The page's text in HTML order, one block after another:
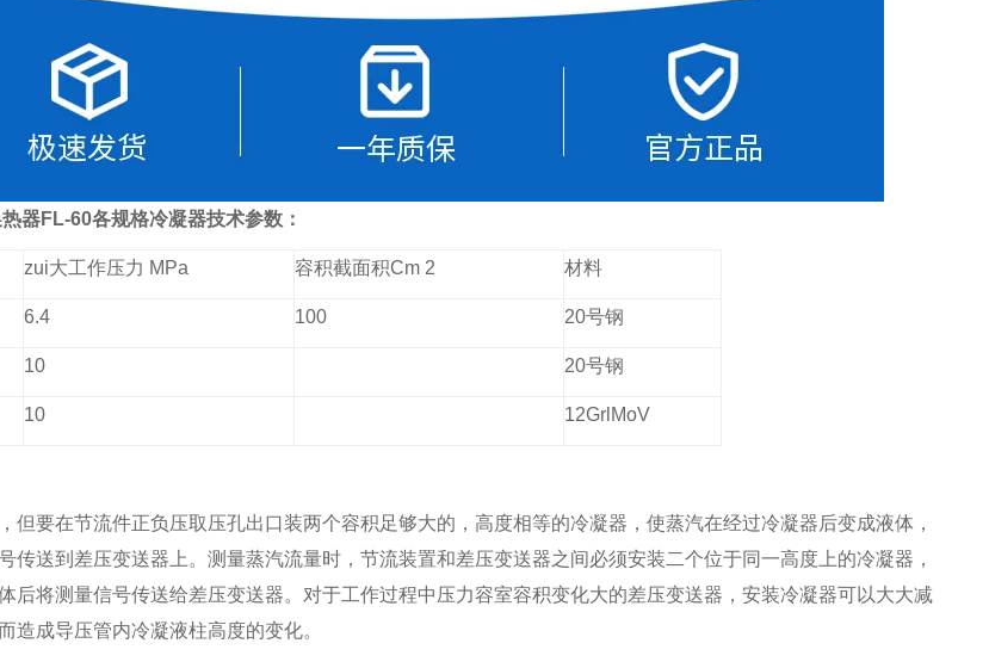
器FL-60各规格冷凝器技术参数：
zui大工作压力 MPa 容积截面积Cm 2 材料
6.4 100 20号钢
10 20号钢
10 12GrlMoV
但要在节流件正负压取压孔出口装两个容积足够大的，高度相等的冷凝器，使蒸汽在经过冷凝器后变成液体，
传送到差压变送器上。测量蒸汽流量时，节流装置和差压变送器之间必须安装二个位于同一高度上的冷凝器，
后将测量信号传送给差压变送器。对于工作过程中压力容室容积变化大的差压变送器，安装冷凝器可以大大减
造成导压管内冷凝液柱高度的变化。